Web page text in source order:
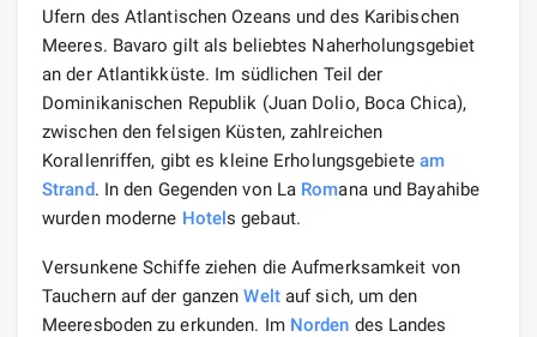
Ufern des Atlantischen Ozeans und des Karibischen
Meeres. Bavaro gilt als beliebtes Naherholungsgebiet
an der Atlantikküste. Im südlichen Teil der
Dominikanischen Republik (Juan Dolio, Boca Chica),
zwischen den felsigen Küsten, zahlreichen
Korallenriffen, gibt es kleine Erholungsgebiete am
Strand. In den Gegenden von La Romana und Bayahibe
wurden moderne Hotels gebaut.
Versunkene Schiffe ziehen die Aufmerksamkeit von
Tauchern auf der ganzenWeltauf sich, um den
Meeresboden zu erkunden. Im Norden des Landes